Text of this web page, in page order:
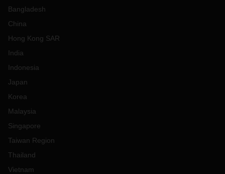
Bangladesh
China
Hong Kong SAR
India
Indonesia
Japan
Korea
Malaysia
Singapore
Taiwan Region
Thailand
Vietnam